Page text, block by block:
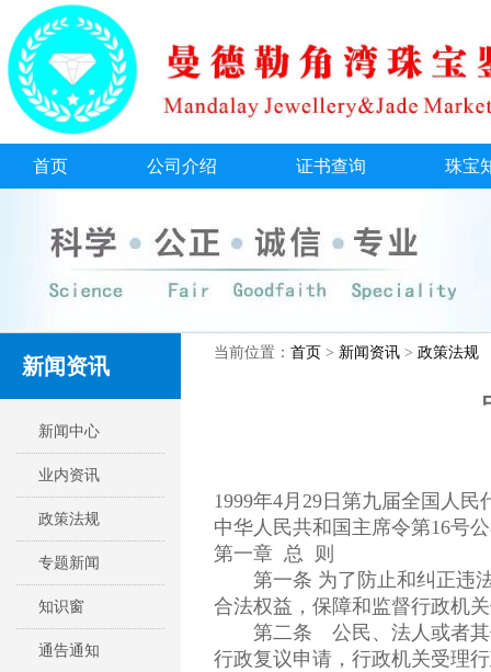
首页 公司介绍 证书查询 珠宝
新闻资讯
新闻中心
业内资讯
政策法规
专题新闻
知识窗
通告通知
当前位置： 首页 > 新闻资讯 > 政策法规
1999年4月29日第九届全国人
中华人民共和国主席令第16号
第一章 总 则
第一条 为了防止和纠正违法
合法权益，保障和监督行政机
第二条 公民、法人或者其他
行政复议申请，行政机关受理